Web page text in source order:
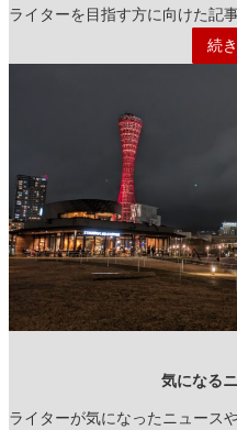
ライターを目指す方に向けた記
続
気になる
ライターが気になったニュース